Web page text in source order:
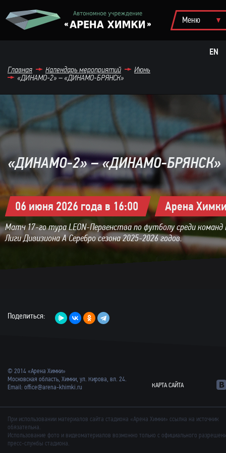
EN
Главная Календарь мероприятий
Июнь
«ДИНАМО-2» – «ДИНАМО-БРЯНСК»
«ДИНАМО-2» – «ДИНАМО-БРЯНСК»
06 июня 2026 года в 16:00 Арена
Матч 17-го тура LEON-Первенства по футболу среди
Лиги Дивизиона А Серебро сезона 2025-2026 годов.
Поделиться:
© 2014 «Арена Химки»
Московская область, Химки, ул. Кирова, вл. 24.
Email: office@arena-khimki.ru КАРТА САЙТА
При использовании материалов сайта стадиона «Арена Химки» ссылка на источник
обязательна.
Использование фото и видеоматериалов возможно только с официального
пресс-службы стадиона.